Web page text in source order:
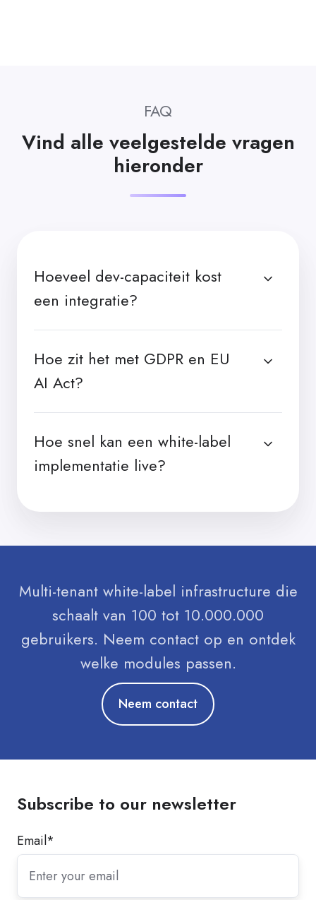
FAQ
Vind alle veelgestelde vragen
hieronder
Hoeveel dev-capaciteit kost
een integratie?
Hoe zit het met GDPR en EU
AI Act?
Hoe snel kan een white-label
implementatie live?
Multi-tenant white-label infrastructure die
schaalt van 100 tot 10.000.000
gebruikers. Neem contact op en ontdek
welke modules passen.
Neem contact
Subscribe to our newsletter
Email*